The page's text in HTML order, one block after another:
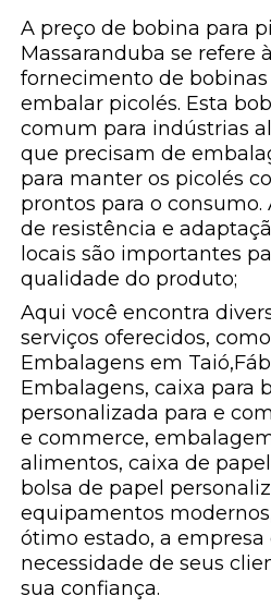
A preço de bobina para
Massaranduba se refere
fornecimento de
embalar picolés. Esta
comum para indústrias
que precisam de
para manter os picolés
prontos para o consumo.
de resistência e
locais são importantes
qualidade do produto;
Aqui você encontra
serviços oferecidos,
Embalagens em
Embalagens, caixa para
personalizada para e
e commerce,
alimentos, caixa de
bolsa de papel
equipamentos
ótimo estado, a empresa
necessidade de seus
sua confiança.